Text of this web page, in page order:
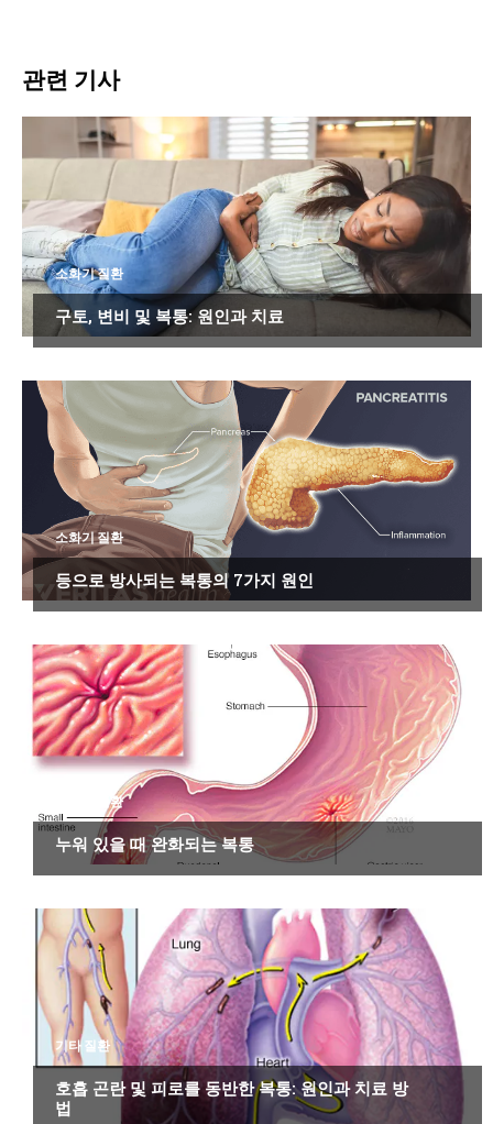
관련 기사
소화기 질환
구토, 변비 및 복통: 원인과 치료
소화기 질환
등으로 방사되는 복통의 7가지 원인
소화기 질환
누워 있을 때 완화되는 복통
기타 질환
호흡 곤란 및 피로를 동반한 복통: 원인과 치료 방
법